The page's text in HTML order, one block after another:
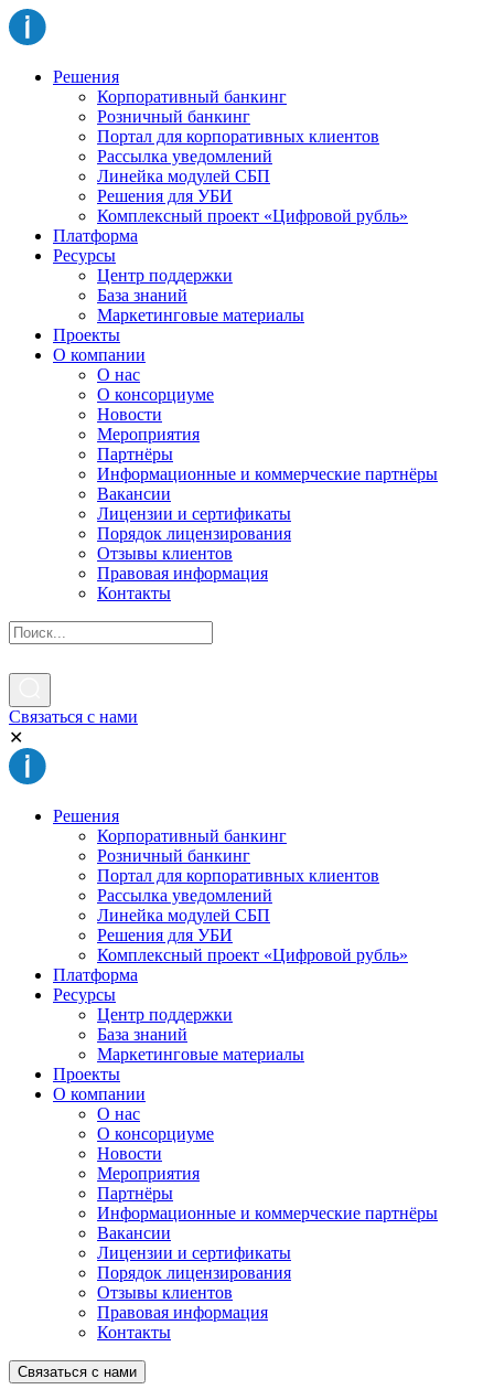
Решения
Корпоративный банкинг
Розничный банкинг
Портал для корпоративных клиентов
Рассылка уведомлений
Линейка модулей СБП
Решения для УБИ
Комплексный проект «Цифровой рубль»
Платформа
Ресурсы
Центр поддержки
База знаний
Маркетинговые материалы
Проекты
О компании
О нас
О консорциуме
Новости
Мероприятия
Партнёры
Информационные и коммерческие партнёры
Вакансии
Лицензии и сертификаты
Порядок лицензирования
Отзывы клиентов
Правовая информация
Контакты
Связаться с нами
✕
Решения
Корпоративный банкинг
Розничный банкинг
Портал для корпоративных клиентов
Рассылка уведомлений
Линейка модулей СБП
Решения для УБИ
Комплексный проект «Цифровой рубль»
Платформа
Ресурсы
Центр поддержки
База знаний
Маркетинговые материалы
Проекты
О компании
О нас
О консорциуме
Новости
Мероприятия
Партнёры
Информационные и коммерческие партнёры
Вакансии
Лицензии и сертификаты
Порядок лицензирования
Отзывы клиентов
Правовая информация
Контакты
Связаться с нами